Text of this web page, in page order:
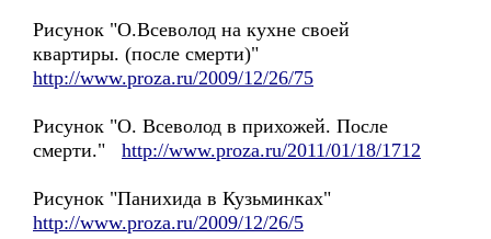
Рисунок "О.Всеволод на кухне своей
квартиры. (после смерти)"
http://www.proza.ru/2009/12/26/75
Рисунок "О. Всеволод в прихожей. После
смерти." http://www.proza.ru/2011/01/18/1712
Рисунок "Панихида в Кузьминках"
http://www.proza.ru/2009/12/26/5